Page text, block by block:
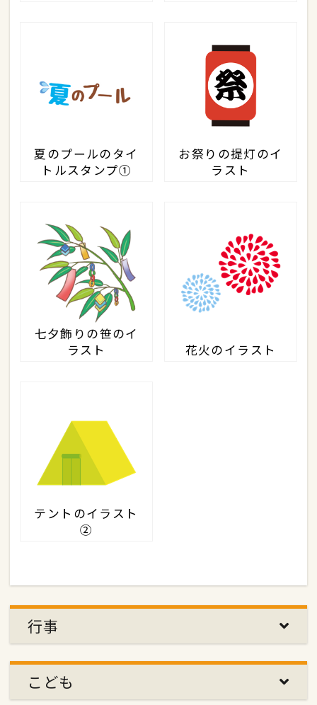
夏のプールのタイ
トルスタンプ①
お祭りの提灯のイ
ラスト
七夕飾りの笹のイ
ラスト
花火のイラスト
テントのイラスト
②
行事
こども